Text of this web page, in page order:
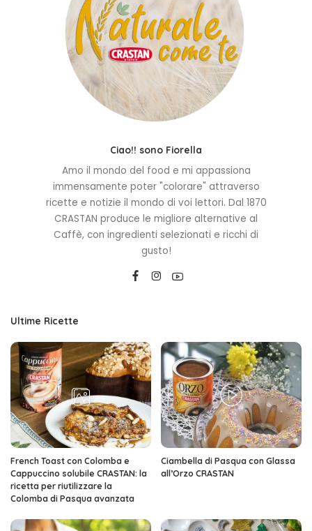
Ciao!! sono Fiorella
Amo il mondo del food e mi appassiona
immensamente poter "colorare" attraverso
ricette e notizie il mondo di voi lettori. Dal 1870
CRASTAN produce le migliore alternative al
Caffè, con ingredienti selezionati e ricchi di
gusto!
Ultime Ricette
French Toast con Colomba e
Cappuccino solubile CRASTAN: la
ricetta per riutilizzare la
Colomba di Pasqua avanzata
Ciambella di Pasqua con Glassa
all’Orzo CRASTAN